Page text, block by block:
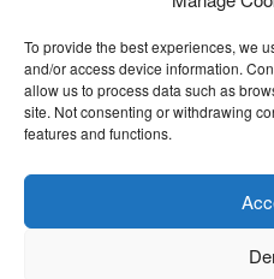
To provide the best experiences, we
and/or access device information.
allow us to process data such as
site. Not consenting or withdrawing
features and functions.
Nira
Sadržaj ovog sajta je
kopiranje, objavljivanje celine ili